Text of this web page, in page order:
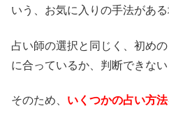
いう、お気に入りの手法がある
占い師の選択と同じく、初め
に合っているか、判断できない
そのため、 いくつかの占い方